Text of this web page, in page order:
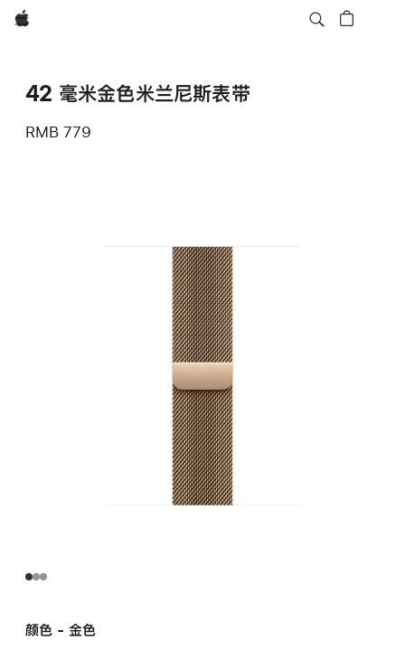
Apple
42 毫米金色米兰尼斯表带
RMB 779
颜色 - 金色